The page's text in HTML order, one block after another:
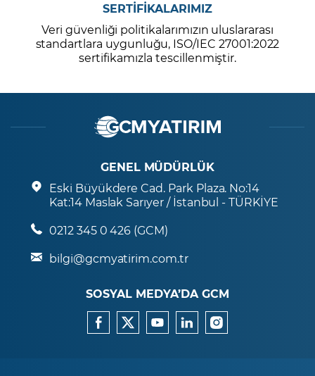
SERTİFİKALARIMIZ
Veri güvenliği politikalarımızın uluslararası
standartlara uygunluğu, ISO/IEC 27001:2022
sertifikamızla tescillenmiştir.
GENEL MÜDÜRLÜK
Eski Büyükdere Cad. Park Plaza. No:14
Kat:14 Maslak Sarıyer / İstanbul - TÜRKİYE
0212 345 0 426 (GCM)
bilgi@gcmyatirim.com.tr
SOSYAL MEDYA’DA GCM